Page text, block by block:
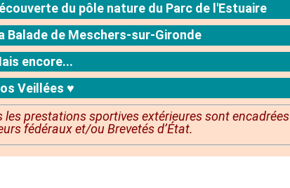
du pôle nature du Parc de l'Estuaire
Balade de Meschers-sur-Gironde
encore...
Veillées ♥
les prestations sportives extérieures sontencadrées
fédéraux et/ou Brevetés d’État.